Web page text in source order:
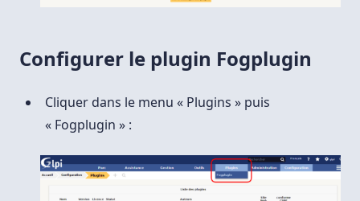
Configurer le plugin Fogplugin
Cliquer dans le menu « Plugins » puis
« Fogplugin » :